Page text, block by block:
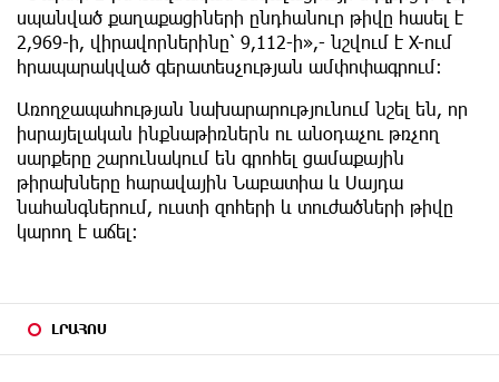
ԼՐԱՀՈՍ
սպանված քաղաքացիների ընդհանուր թիվը հասել է
2,969-ի, վիրավորներինը՝ 9,112-ի»,- նշվում է X-ում
հրապարակված գերատեսչության ամփոփագրում։
Առողջապահության նախարարությունում նշել են, որ
իսրայելական ինքնաթիռներն ու անօդաչու թռչող
սարքերը շարունակում են գրոհել ցամաքային
թիրախները հարավային Նաբատիա և Սայդա
նահանգներում, ուստի զոհերի և տուժածների թիվը
կարող է աճել։